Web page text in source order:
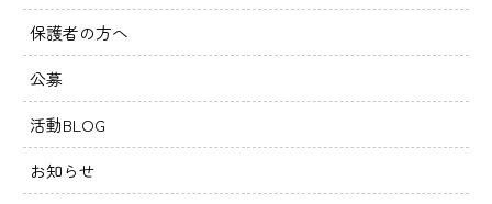
保護者の方へ
公募
活動BLOG
お知らせ